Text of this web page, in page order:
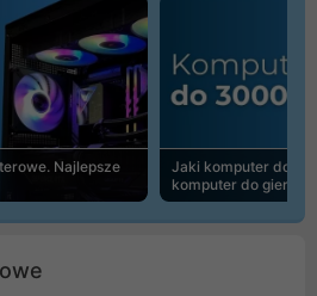
Najlepsze
Jaki komputer do
komputer do gier |